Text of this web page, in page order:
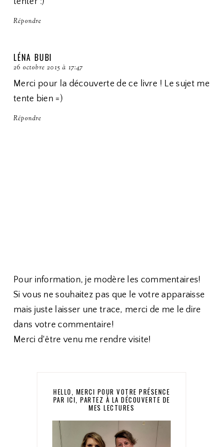
Répondre
LÉNA BUBI
26 octobre 2015 à 17:47
Merci pour la découverte de ce livre ! Le sujet me
tente bien =)
Répondre
Pour information, je modère les commentaires!
Si vous ne souhaitez pas que le votre apparaisse
mais juste laisser une trace, merci de me le dire
dans votre commentaire!
Merci d'être venu me rendre visite!
HELLO, MERCI POUR VOTRE PRÉSENCE
PAR ICI, PARTEZ À LA DÉCOUVERTE DE
MES LECTURES